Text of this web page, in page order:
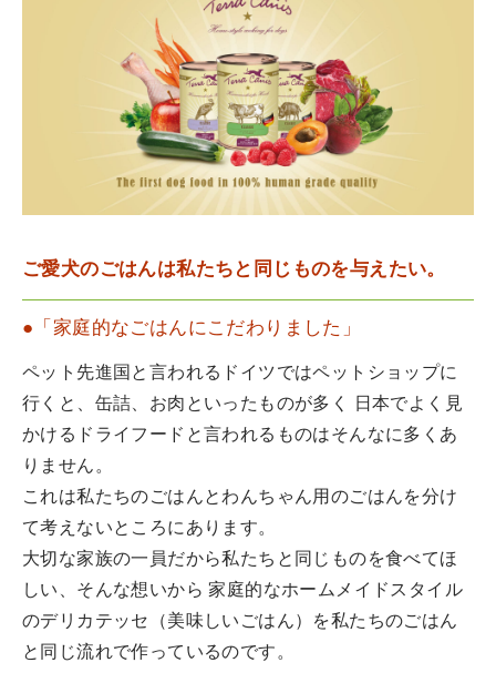
ご愛犬のごはんは私たちと同じものを与えたい。
●「家庭的なごはんにこだわりました」
ペット先進国と言われるドイツではペットショップに
行くと、缶詰、お肉といったものが多く 日本でよく見
かけるドライフードと言われるものはそんなに多くあ
りません。
これは私たちのごはんとわんちゃん用のごはんを分け
て考えないところにあります。
大切な家族の一員だから私たちと同じものを食べてほ
しい、そんな想いから 家庭的なホームメイドスタイル
のデリカテッセ（美味しいごはん）を私たちのごはん
と同じ流れで作っているのです。